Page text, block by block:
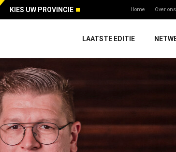
KIES UW PROVINCIE Home Over ons
LAATSTE EDITIE